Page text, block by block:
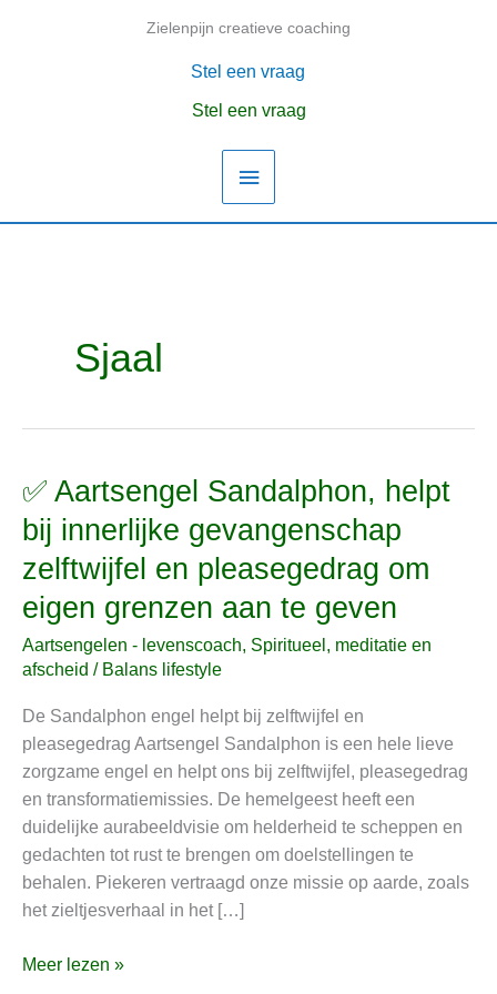
Zielenpijn creatieve coaching
Hoofdmenu
Stel een vraag
Stel een vraag
Sjaal
✅ Aartsengel Sandalphon, helpt
bij innerlijke gevangenschap
zelftwijfel en pleasegedrag om
eigen grenzen aan te geven
Aartsengelen - levenscoach, Spiritueel, meditatie en
afscheid / Balans lifestyle
De Sandalphon engel helpt bij zelftwijfel en
pleasegedrag Aartsengel Sandalphon is een hele lieve
zorgzame engel en helpt ons bij zelftwijfel, pleasegedrag
en transformatiemissies. De hemelgeest heeft een
duidelijke aurabeeldvisie om helderheid te scheppen en
gedachten tot rust te brengen om doelstellingen te
behalen. Piekeren vertraagd onze missie op aarde, zoals
het zieltjesverhaal in het […]
✅
Sandalphon,
helpt
innerlijke
gevangenschap
zelftwijfel
en
pleasegedrag
eigen
grenzen
aan
te
geven
Meer lezen »